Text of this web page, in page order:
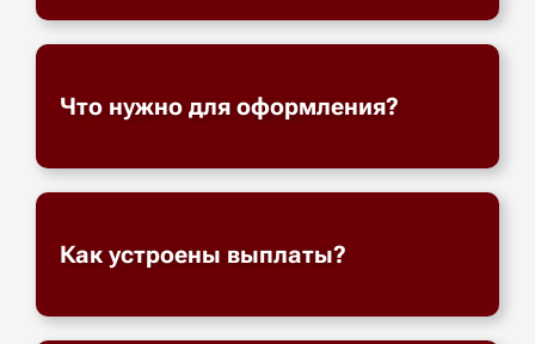
Что нужно для оформления?
Как устроены выплаты?